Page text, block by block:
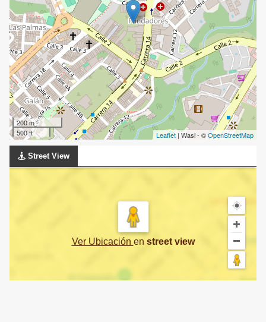
200 m
500 ft
Leaflet | Wasi - ©OpenStreetMap
Street View
Ver Ubicación en street view